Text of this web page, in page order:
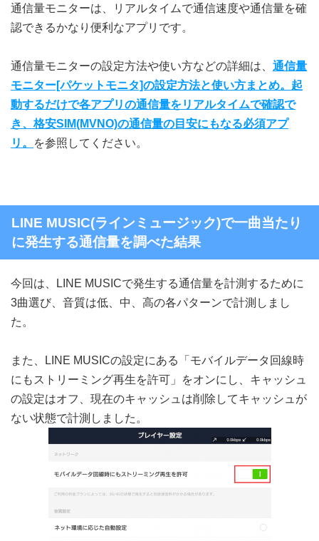
通信量モニターは、リアルタイムで通信速度や通信量を確
認できるかなり便利なアプリです。
通信量モニターの設定方法や使い方などの詳細は、 通信量
モニター[パケットモニタ]の設定方法と使い方まとめ。起
動するだけで各アプリの通信量をリアルタイムで確認で
き、格安SIM(MVNO)の通信量の目安にもなる必須アプ
リ。
を参照してください。
LINE MUSIC(ラインミュージック)で一曲当たり
に発生する通信量を調べた結果
今回は、LINE MUSICで発生する通信量を計測するために
3曲選び、音質は低、中、高の各パターンで計測しまし
た。
また、LINE MUSICの設定にある「モバイルデータ回線時
にもストリーミング再生を許可」をオンにし、キャッシュ
の設定はオフ、現在のキャッシュは削除してキャッシュが
ない状態で計測しました。